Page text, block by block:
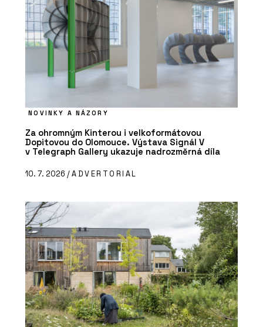
NOVINKY A NÁZORY
Za ohromným Kinterou i velkoformátovou
Dopitovou do Olomouce. Výstava Signál V
v Telegraph Gallery ukazuje nadrozměrná díla
10. 7. 2026 /ADVERTORIAL